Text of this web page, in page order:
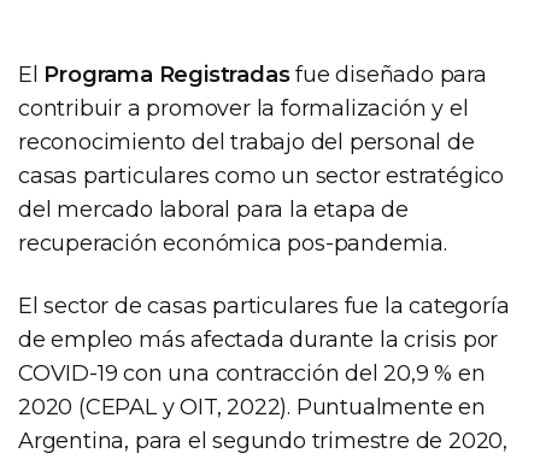
El Programa Registradasfue diseñado para
contribuir a promover la formalización y el
reconocimiento del trabajo del personal de
casas particulares como un sector estratégico
del mercado laboral para la etapa de
recuperación económica pos-pandemia.
El sector de casas particulares fue la categoría
de empleo más afectada durante la crisis por
COVID-19 con una contracción del 20,9 % en
2020 (CEPAL y OIT, 2022). Puntualmente en
Argentina, para el segundo trimestre de 2020,